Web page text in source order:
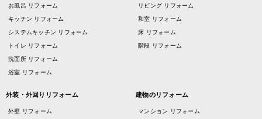
お風呂 リフォーム
キッチン リフォーム
システムキッチン リフォーム
トイレ リフォーム
洗面所 リフォーム
浴室 リフォーム
リビング リフォーム
和室 リフォーム
床 リフォーム
階段 リフォーム
外装・外回りリフォーム
外壁 リフォーム
建物のリフォーム
マンション リフォーム